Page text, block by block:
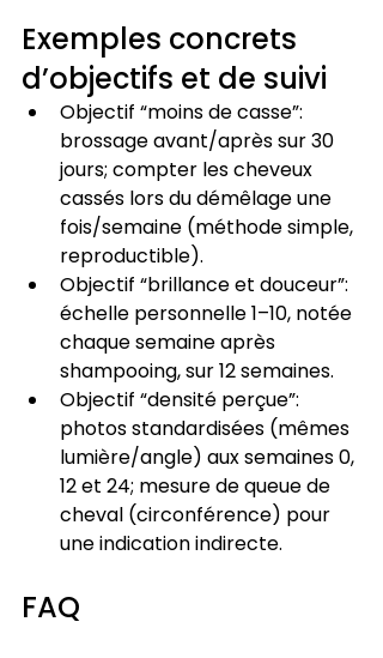
Exemples concrets
d’objectifs et de suivi
Objectif “moins de casse”:
brossage avant/après sur 30
jours; compter les cheveux
cassés lors du démêlage une
fois/semaine (méthode simple,
reproductible).
Objectif “brillance et douceur”:
échelle personnelle 1–10, notée
chaque semaine après
shampooing, sur 12 semaines.
Objectif “densité perçue”:
photos standardisées (mêmes
lumière/angle) aux semaines 0,
12 et 24; mesure de queue de
cheval (circonférence) pour
une indication indirecte.
FAQ